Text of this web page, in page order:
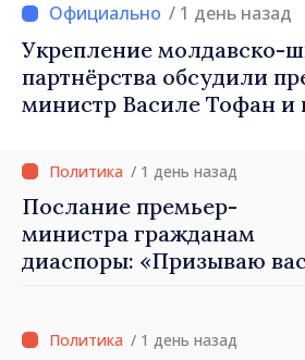
/ 1 день назад
Укрепление молдавско-
партнёрства обсудили
министр Василе Тофан и посол Швеции
/ 1 день назад
Послание премьер-
министра гражданам
диаспоры: «Призываю вас
Молдова» / 1 день назад